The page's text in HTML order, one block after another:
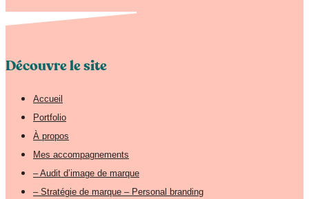
Découvre le site
Accueil
Portfolio
À propos
Mes accompagnements
– Audit d’image de marque
– Stratégie de marque – Personal branding